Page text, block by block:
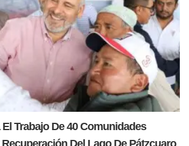
Trabajo De 40 Comunidades